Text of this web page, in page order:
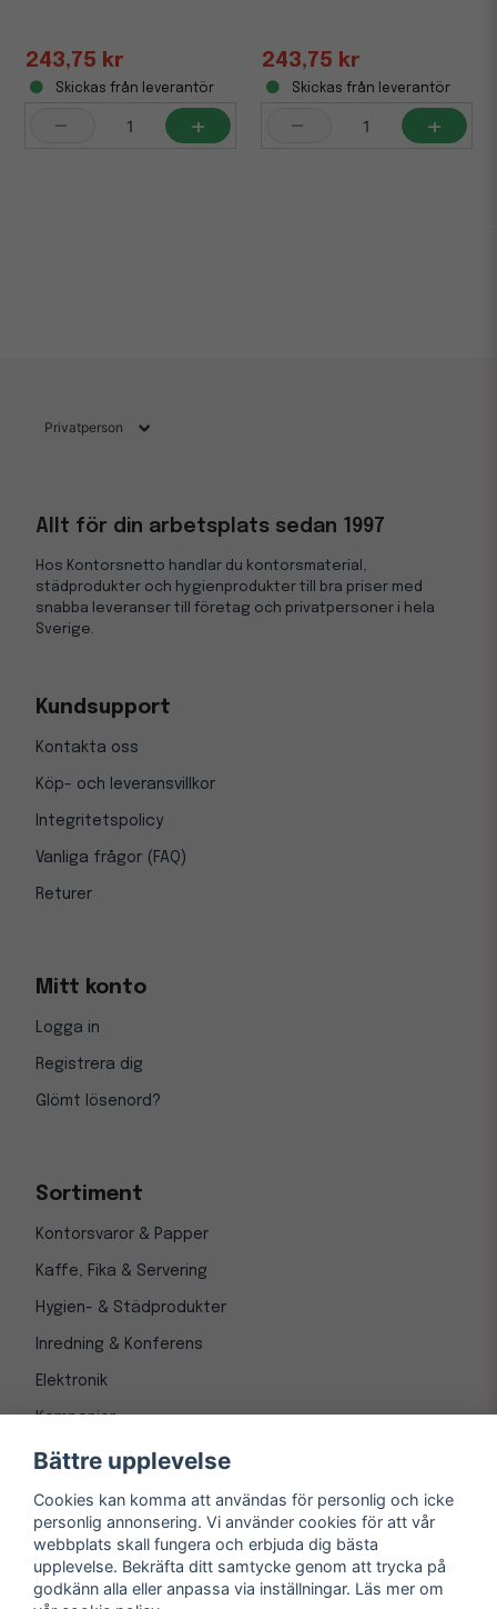
243,75 kr
Skickas från leverantör
- +
243,75 kr
Skickas från leverantör
- +
Allt för din arbetsplats sedan 1997
Hos Kontorsnetto handlar du kontorsmaterial,
städprodukter och hygienprodukter till bra priser med
snabba leveranser till företag och privatpersoner i hela
Sverige.
Kundsupport
Kontakta oss
Köp- och leveransvillkor
Integritetspolicy
Vanliga frågor (FAQ)
Returer
Mitt konto
Logga in
Registrera dig
Glömt lösenord?
Sortiment
Kontorsvaror & Papper
Kaffe, Fika & Servering
Hygien- & Städprodukter
Inredning & Konferens
Elektronik
Kampanjer
Bättre upplevelse
Cookies kan komma att användas för personlig och icke
personlig annonsering. Vi använder cookies för att vår
webbplats skall fungera och erbjuda dig bästa
upplevelse. Bekräfta ditt samtycke genom att trycka på
godkänn alla eller anpassa via inställningar. Läs mer om